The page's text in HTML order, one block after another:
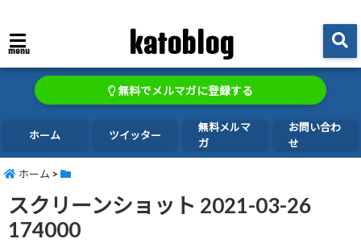
menu katoblog
無料でメルマガに登録する
ホーム ツイッター
無料メルマ
ガ
お問い合わ
せ
ホーム >
スクリーンショット 2021-03-26
174000